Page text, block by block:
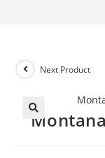
Next Product